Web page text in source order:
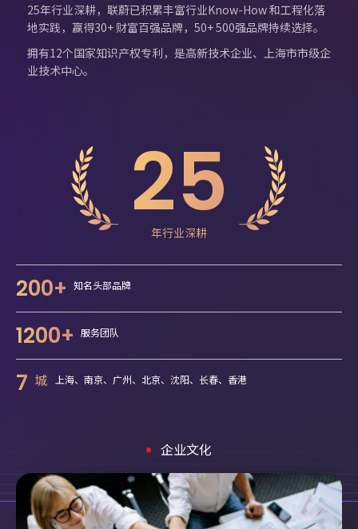
25年行业深耕，联蔚已积累丰富行业Know-How 和工程化落
地实践，赢得30+ 财富百强品牌，50+ 500强品牌持续选择。
拥有12个国家知识产权专利，是高新技术企业、上海市市级企
业技术中心。
25
年行业深耕
200+ 知名头部品牌
1200+ 服务团队
7 城 上海、南京、广州、北京、沈阳、长春、香港
企业文化